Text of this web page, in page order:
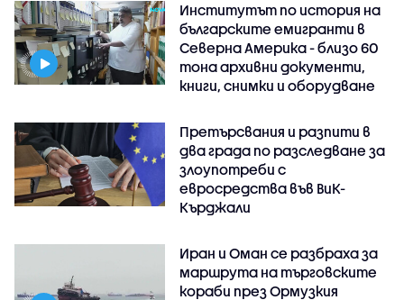
Институтът по история на
българските емигранти в
Северна Америка - близо 60
тона архивни документи,
книги, снимки и оборудване
Претърсвания и разпити в
два града по разследване за
злоупотреби с
евросредства във ВиК-
Кърджали
Иран и Оман се разбраха за
маршрута на търговските
кораби през Ормузкия